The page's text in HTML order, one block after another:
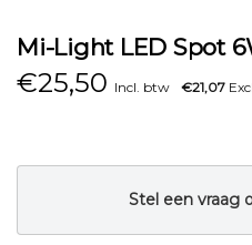
Mi-Light LED Spot
€25,50 Incl. btw €21,07
Stel een vraag